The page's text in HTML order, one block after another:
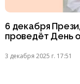
6 декабря
проведёт День
3 декабря 2025 г. 17:51